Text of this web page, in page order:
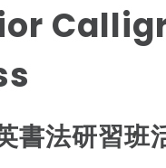
書法研習班